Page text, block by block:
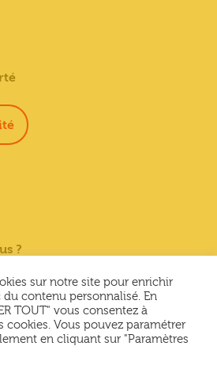
?
de vente
sur notre site pour enrichir
contenu personnalisé. En
TOUT" vous consentez à
Vous pouvez paramétrer
en cliquant sur "Paramètres